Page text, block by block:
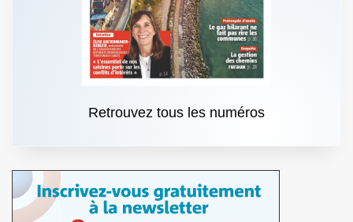
Retrouvez tous les numéros